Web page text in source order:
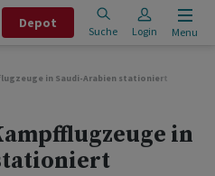
Depot
Suche Login Menu
in Saudi-Arabien stationiert
in